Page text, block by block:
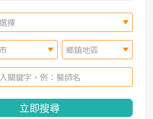
擇
鄉鎮地區
立即搜尋